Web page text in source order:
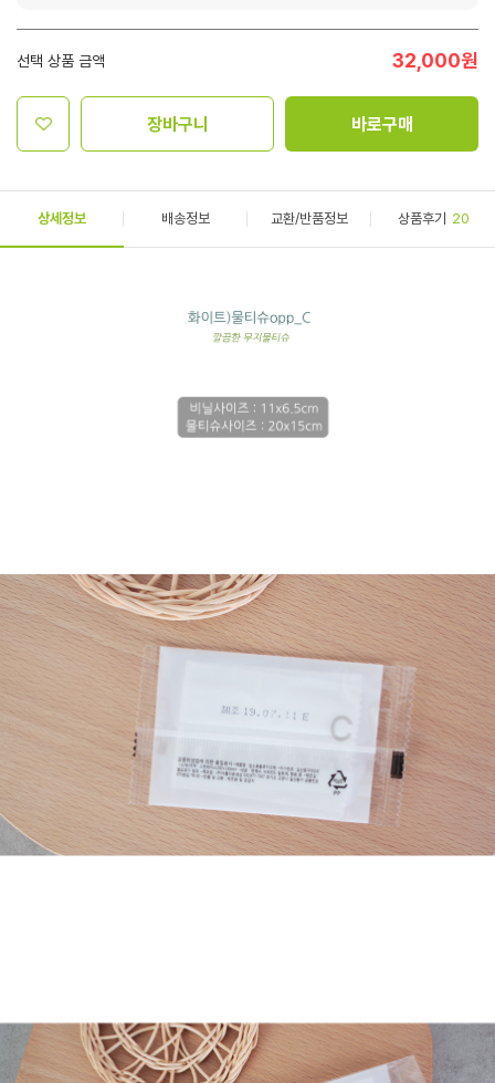
선택 상품 금액 32,000원
장바구니 바로구매
상세정보 배송정보 교환/반품정보 상품후기 20